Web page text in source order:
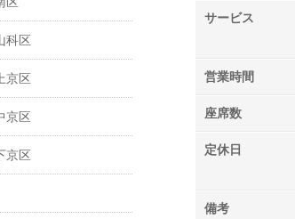
サービス
営業時間
座席数
定休日
備考
科区
京区
京区
京区